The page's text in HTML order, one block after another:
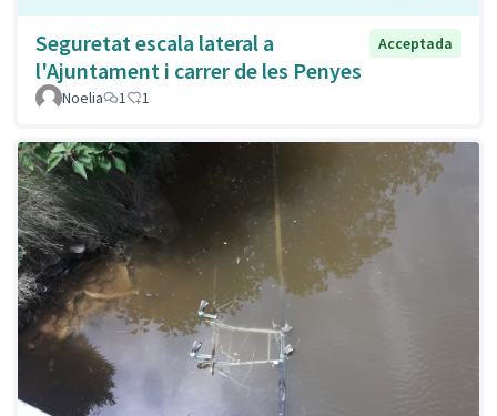
Seguretat escala lateral a
l'Ajuntament i carrer de les Penyes
Acceptada
Noelia 1 1